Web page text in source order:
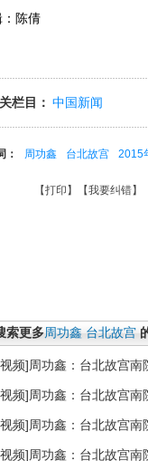
：陈倩
栏目： 中国新闻
： 周功鑫 台北故宫 2015
【打印 】【我要纠错】
索更多周功鑫 台北故宫
频]周功鑫：台北故宫南
频]周功鑫：台北故宫南
频]周功鑫：台北故宫南
频]周功鑫：台北故宫南